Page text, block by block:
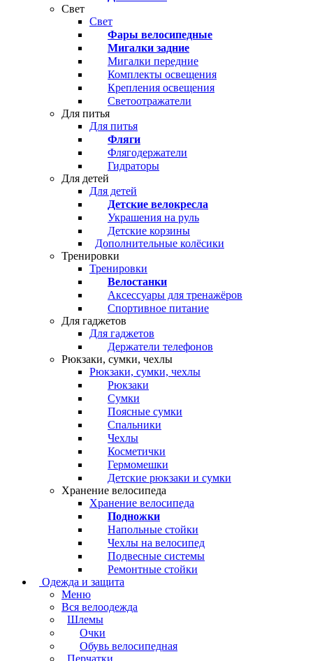
Свет
Свет
Фары велосипедные
Мигалки задние
Мигалки передние
Комплекты освещения
Крепления освещения
Светоотражатели
Для питья
Для питья
Фляги
Флягодержатели
Гидраторы
Для детей
Для детей
Детские велокресла
Украшения на руль
Детские корзины
Дополнительные колёсики
Тренировки
Тренировки
Велостанки
Аксессуары для тренажёров
Спортивное питание
Для гаджетов
Для гаджетов
Держатели телефонов
Рюкзаки, сумки, чехлы
Рюкзаки, сумки, чехлы
Рюкзаки
Сумки
Поясные сумки
Спальники
Чехлы
Косметички
Гермомешки
Детские рюкзаки и сумки
Хранение велосипеда
Хранение велосипеда
Подножки
Напольные стойки
Чехлы на велосипед
Подвесные системы
Ремонтные стойки
Одежда и защита
Меню
Вся велоодежда
Шлемы
Очки
Обувь велосипедная
Перчатки